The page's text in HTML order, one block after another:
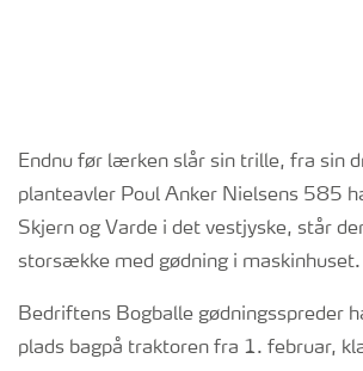
Endnu før lærken slår sin trille, fra sin
planteavler Poul Anker Nielsens 585
Skjern og Varde i det vestjyske, står
storsække med gødning i maskinhuset.
Bedriftens Bogballe gødningsspreder
plads bagpå traktoren fra 1. februar,